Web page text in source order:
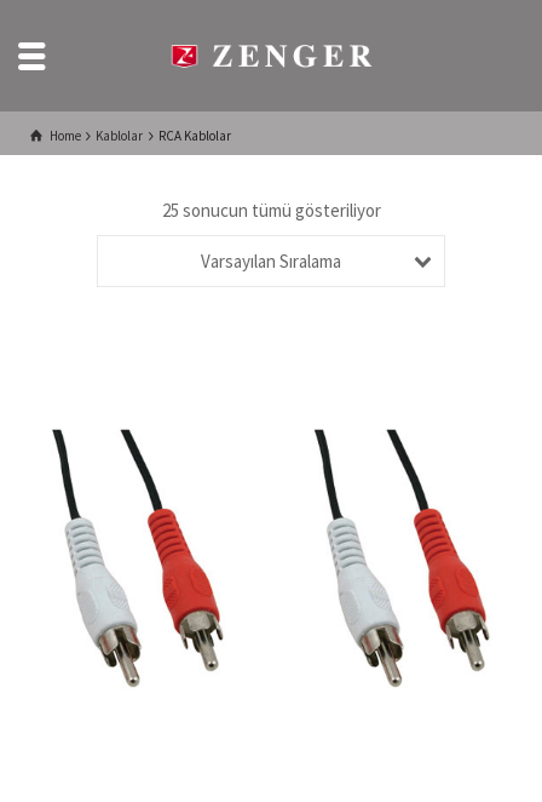
Home Kablolar RCA Kablolar
25 sonucun tümü gösteriliyor
Varsayılan Sıralama